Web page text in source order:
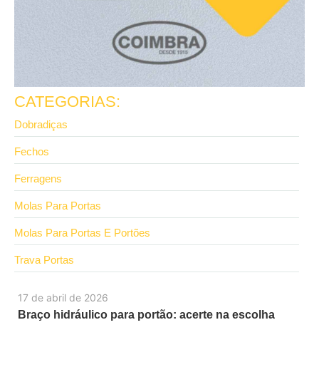
17 de abril de 2026
Braço hidráulico para portão: acerte na escolha
CATEGORIAS:
Dobradiças
Fechos
Ferragens
Molas Para Portas
Molas Para Portas E Portões
Trava Portas